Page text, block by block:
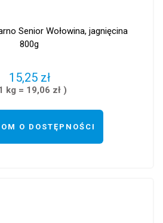
Senior Wołowina, jagnięcina
800g
15,25 zł
kg = 19,06 zł )
O DOSTĘPNOŚCI